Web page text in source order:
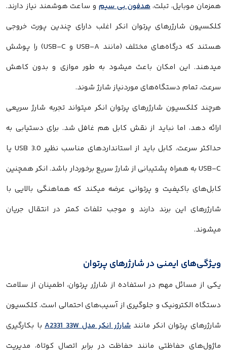
همزمان موبایل، تبلت،هدفون بی‌ سیم و ساعت هوشمند نیاز دارند.
کلکسیون شارژرهای پرتوان انکر اغلب دارای چندین پورت خروجی
هستند که درگاه‌های مختلف (مانند USB-A و USB-C) را پوشش
میدهند. این امکان باعث میشود به‌ طور موازی و بدون کاهش
سرعت، تمام دستگاه‌های موردنیاز شارژ شوند.
هرچند کلکسیون شارژرهای پرتوان انکر میتواند تجربه شارژ سریعی
ارائه دهد، اما نباید از نقش کابل هم غافل شد. برای دستیابی به
حداکثر سرعت، کابل باید از استانداردهای مناسب نظیر USB 3.0 یا
USB-C به همراه پشتیبانی از شارژ سریع برخوردار باشد. انکر همچنین
کابل‌های باکیفیت و پرتوانی عرضه میکند که هماهنگی بالایی با
شارژرهای این برند دارند و موجب تلفات کمتر در انتقال جریان
میشوند.
ویژگی‌های ایمنی در شارژرهای پرتوان
یکی از مسائل مهم در استفاده از شارژر پرتوان، اطمینان از سلامت
دستگاه الکترونیک و جلوگیری از آسیب‌های احتمالی است. کلکسیون
شارژرهای پرتوان انکر مانند شارژر انکر مدل A2331 33W
با بکارگیری
ماژول‌های حفاظتی مانند حفاظت در برابر اتصال کوتاه، مدیریت